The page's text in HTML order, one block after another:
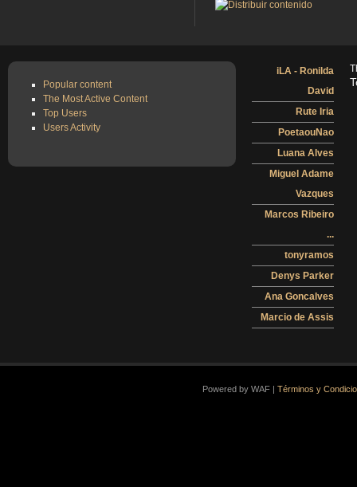
Popular content
The Most Active Content
Top Users
Users Activity
iLA - Ronilda
David
Rute Iria
PoetaouNao
Luana Alves
Miguel Adame
Vazques
Marcos Ribeiro
...
tonyramos
Denys Parker
Ana Goncalves
Marcio de Assis
Powered by WAF | Términos y